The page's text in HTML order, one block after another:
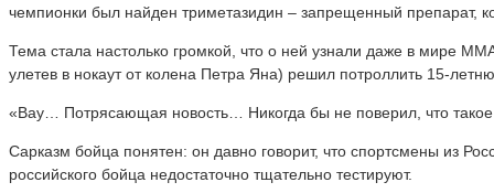
чемпионки был найден триметазидин – запрещенный
Тема стала настолько громкой, что о ней узнали даже в мире
улетев в нокаут от колена Петра Яна) решил потроллить 15-
«Вау… Потрясающая новость… Никогда бы не поверил, что
Сарказм бойца понятен: он давно говорит, что спортсмены из
российского бойца недостаточно тщательно тестируют.